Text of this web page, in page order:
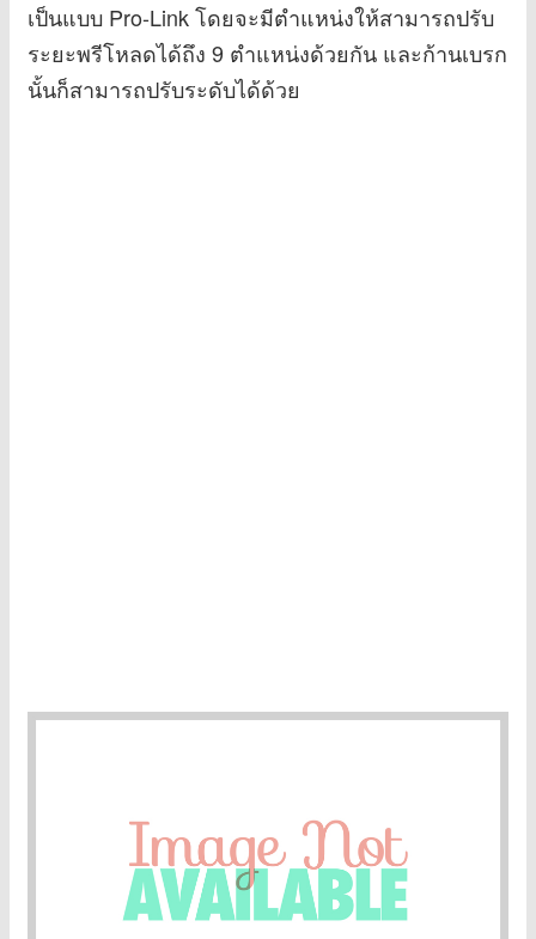
เป็นแบบ Pro-Link โดยจะมีตำแหน่งให้สามารถปรับ
ระยะพรีโหลดได้ถึง 9 ตำแหน่งด้วยกัน และก้านเบรก
นั้นก็สามารถปรับระดับได้ด้วย